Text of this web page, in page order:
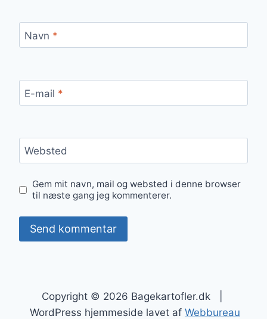
Navn *
E-mail *
Websted
Gem mit navn, mail og websted i denne browser
til næste gang jeg kommenterer.
Copyright © 2026 Bagekartofler.dk |
WordPress hjemmeside lavet af Webbureau